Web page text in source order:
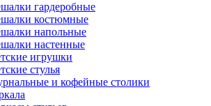
гардеробные
костюмные
напольные
настенные
игрушки
стулья
и кофейные столики